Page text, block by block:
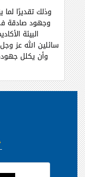
وذلك تقديرًا
وجهود صادقة
البيئة
سائلين الله عز
وأن يكلل